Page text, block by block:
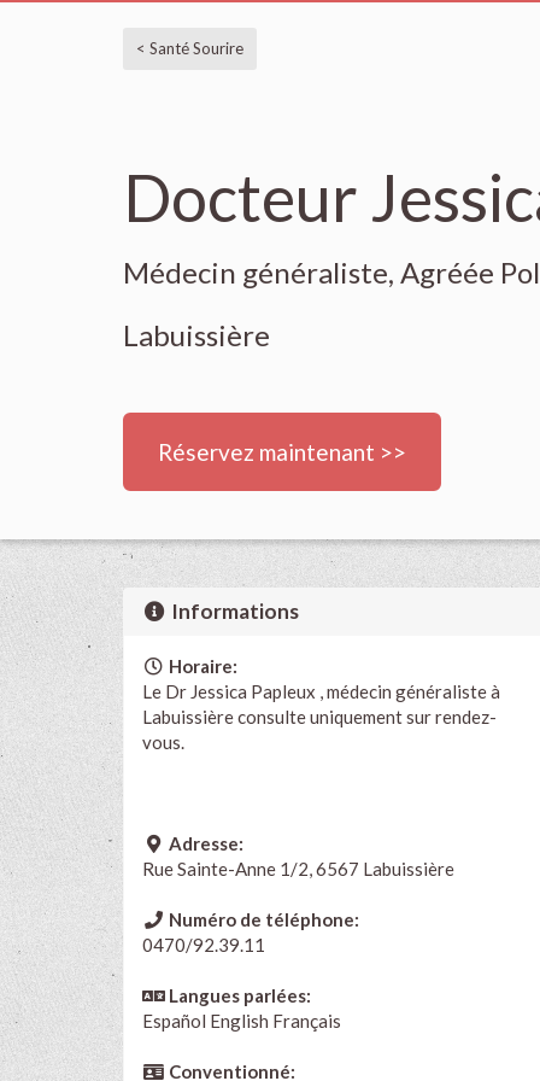
< Santé Sourire
Docteur
Médecin généraliste, Agréée
Labuissière
Réservez maintenant >>
Informations
Horaire:
Le Dr Jessica Papleux , médecin généraliste à
Labuissière consulte uniquement sur rendez-
vous.
Adresse:
Rue Sainte-Anne 1/2, 6567 Labuissière
Numéro de téléphone:
0470/92.39.11
Langues parlées:
Español English Français
Conventionné: